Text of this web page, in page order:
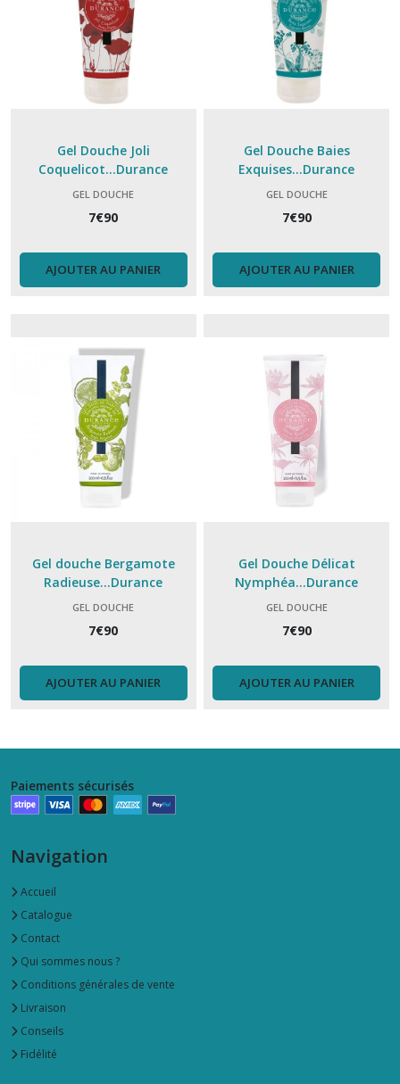
Gel Douche Joli
Coquelicot...Durance
GEL DOUCHE
7€90
AJOUTER AU PANIER
Gel Douche Baies
Exquises...Durance
GEL DOUCHE
7€90
AJOUTER AU PANIER
Gel douche Bergamote
Radieuse...Durance
GEL DOUCHE
7€90
AJOUTER AU PANIER
Gel Douche Délicat
Nymphéa...Durance
GEL DOUCHE
7€90
AJOUTER AU PANIER
Paiements sécurisés
Navigation
Accueil
Catalogue
Contact
Qui sommes nous ?
Conditions générales de vente
Livraison
Conseils
Fidélité